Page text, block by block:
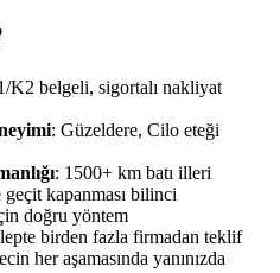
K2 belgeli, sigortalı nakliyat
: Güzeldere, Cilo eteği
: 1500+ km batı illeri
geçit kapanması bilinci
doğru yöntem
birden fazla firmadan teklif
her aşamasında yanınızda